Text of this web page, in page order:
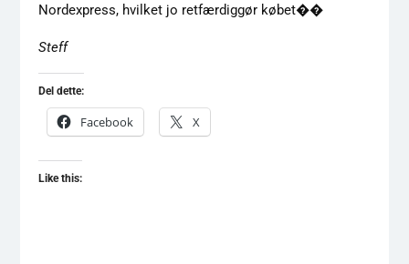
Nordexpress, hvilket jo retfærdiggør købet��
Steff
Del dette:
Facebook X
Like this: